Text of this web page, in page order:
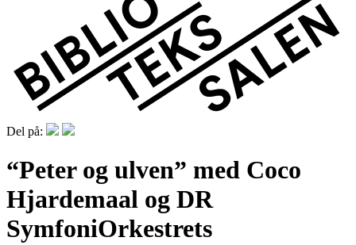
Del på:
“Peter og ulven” med Coco
Hjardemaal og DR
SymfoniOrkestrets